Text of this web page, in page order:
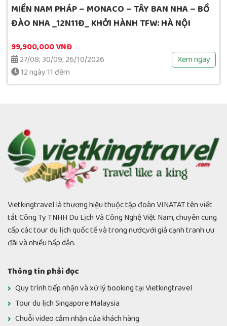
MIỀN NAM PHÁP – MONACO – TÂY BAN NHA – BỒ
ĐÀO NHA _12N11Đ_ KHỞI HÀNH TFW: HÀ NỘI
99,900,000 VNĐ
27/08; 30/09; 26/10/2026
12 ngày 11 đêm
Xem ngay
Vietkingtravel là thương hiệu thuộc tập đoàn VINATAT tên viết
tắt Công Ty TNHH Du Lịch Và Công Nghệ Việt Nam, chuyên cung
cấp các tour du lịch quốc tế và trong nước,với giá cạnh tranh ưu
đãi và nhiều hấp dẫn.
Thông tin phải đọc
Quy trình tiếp nhận và xử lý booking tại Vietkingtravel
Tour du lịch Singapore Malaysia
Chuỗi video cảm nhận của khách hàng